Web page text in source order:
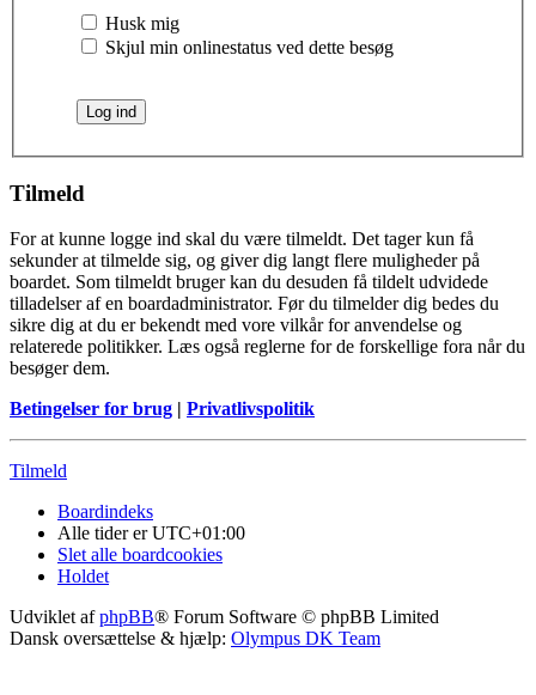
Husk mig
Skjul min onlinestatus ved dette besøg
Tilmeld
For at kunne logge ind skal du være tilmeldt. Det tager kun få
sekunder at tilmelde sig, og giver dig langt flere muligheder på
boardet. Som tilmeldt bruger kan du desuden få tildelt udvidede
tilladelser af en boardadministrator. Før du tilmelder dig bedes du
sikre dig at du er bekendt med vore vilkår for anvendelse og
relaterede politikker. Læs også reglerne for de forskellige fora når du
besøger dem.
Betingelser for brug | Privatlivspolitik
Tilmeld
Boardindeks
Alle tider erUTC+01:00
Slet alle boardcookies
Holdet
Udviklet afphpBB® Forum Software © phpBB Limited
Dansk oversættelse & hjælp: Olympus DK Team